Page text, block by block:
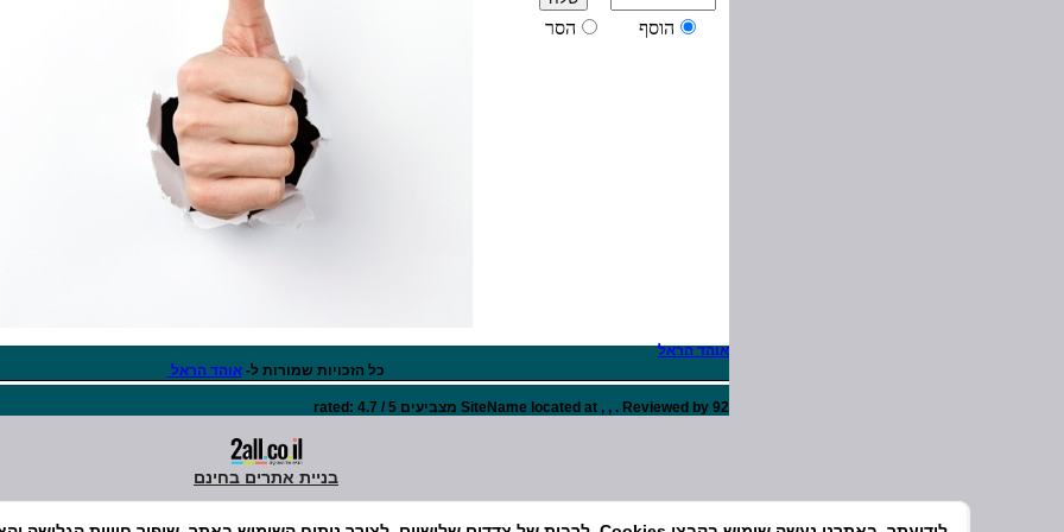
אוהד הראל
כל הזכויות שמורות ל-אוהד הראל
SiteName located at , , . Reviewed by 92 מצביעים rated: 4.7 / 5
בניית אתרים בחינם